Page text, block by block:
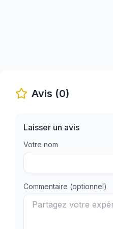
Avis (0)
Laisser un avis
Votre nom
Commentaire (optionnel)